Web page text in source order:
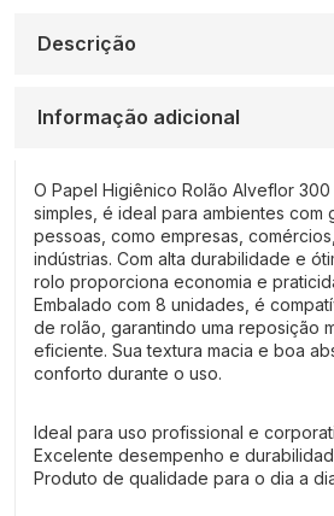
Descrição
Informação adicional
O Papel Higiênico Rolão Alveflor
simples, é ideal para ambientes com
pessoas, como empresas,
indústrias. Com alta durabilidade e
rolo proporciona economia e
Embalado com 8 unidades, é
de rolão, garantindo uma reposição
eficiente. Sua textura macia e boa
conforto durante o uso.
Ideal para uso profissional e
Excelente desempenho e
Produto de qualidade para o dia a